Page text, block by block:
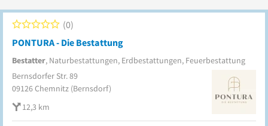
PONTURA - Die Bestattung
Bestatter, Naturbestattungen, Erdbestattungen, Feuerbestattung
0
Bernsdorfer Str. 89
09126Chemnitz (Bernsdorf)
12,3 km